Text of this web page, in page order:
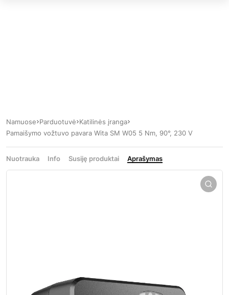
Namuose Parduotuvė Katilinės įranga
Pamaišymo vožtuvo pavara Wita SM W05 5 Nm, 90°, 230 V
Nuotrauka Info Susiję produktai Aprašymas